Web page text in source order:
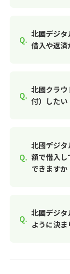
北國デジタ
借入や返
北國クラウ
付）したい
北國デジ
額で借入
できますか
北國デジ
ように決